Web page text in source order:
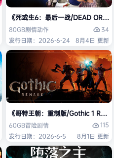
《死或生6：最后一战/DEAD OR
80GB剧情动作
34
发行日期：2026-6-24
8月4日 更新
免安装中文版
《哥特王朝：重制版/Gothic 1
60GB冒险剧情
115
发行日期：2026-6-5
8月1日 更新